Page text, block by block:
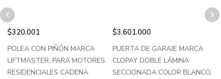
$320.001
POLEA CON PIÑÓN MARCA
LIFTMASTER, PARA MOTORES
RESIDENCIALES CADENA
$3.601.000
PUERTA DE GARAJE MARCA
CLOPAY DOBLE LÁMINA
SECCIONADA COLOR BLANCO,